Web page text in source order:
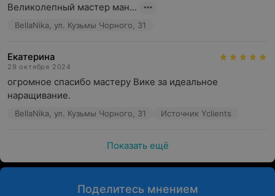
Великолепный мастер ман...
BellaNika, ул. Кузьмы Чорного, 31
Екатерина
29 октября 2024
огромное спасибо мастеру Вике за идеальное
наращивание.
BellaNika, ул. Кузьмы Чорного, 31 Источник Yclients
Показать ещё
Поделитесь мнением